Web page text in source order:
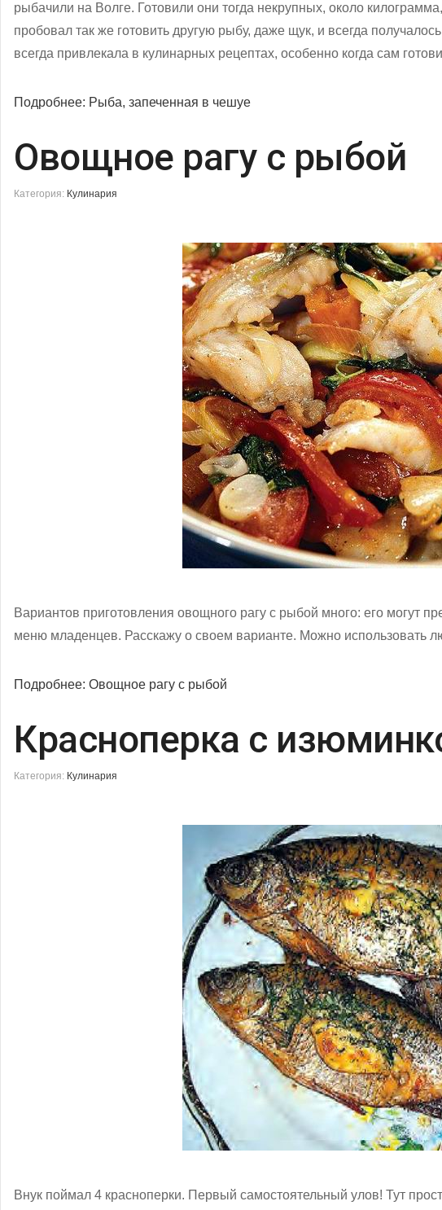
рыбачили на Волге. Готовили они тогда некрупных, около
пробовал так же готовить другую рыбу, даже щук, и всегда
всегда привлекала в кулинарных рецептах, особенно когда сам
Подробнее: Рыба, запеченная в чешуе
Овощное рагу с рыбой
Категория: Кулинария
Вариантов приготовления овощного рагу с рыбой много: его могут
меню младенцев. Расскажу о своем варианте. Можно использовать
Подробнее: Овощное рагу с рыбой
Красноперка с
Категория: Кулинария
Внук поймал 4 красноперки. Первый самостоятельный улов! Тут